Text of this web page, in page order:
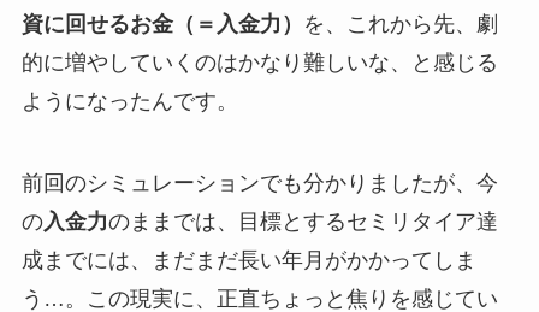
資に回せるお金（＝入金力）
を、これから先、劇
的に増やしていくのはかなり難しいな、と感じる
ようになったんです。
前回のシミュレーションでも分かりましたが、今
の入金力のままでは、目標とするセミリタイア達
成までには、まだまだ長い年月がかかってしま
う…。この現実に、正直ちょっと焦りを感じてい